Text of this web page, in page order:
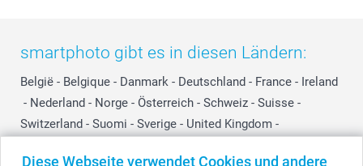
Diese Webseite verwendet Cookies und andere
smartphoto gibt es in diesen Ländern:
België - Belgique - Danmark - Deutschland - France - Ireland
- Nederland - Norge - Österreich - Schweiz - Suisse -
Switzerland - Suomi - Sverige - United Kingdom -
Other Countries